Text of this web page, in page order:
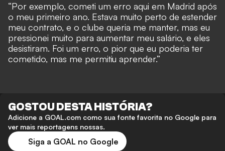
“Por exemplo, cometi um erro aqui em Madrid após
o meu primeiro ano. Estava muito perto de estender
meu contrato, e o clube queria me manter, mas eu
pressionei muito para aumentar meu salário, e eles
desistiram. Foi um erro, o pior que eu poderia ter
cometido, mas me permitiu aprender.”
GOSTOU DESTA HISTÓRIA?
Adicione a GOAL.com como sua fonte favorita no Google para
ver mais reportagens nossas.
Siga a GOAL no Google